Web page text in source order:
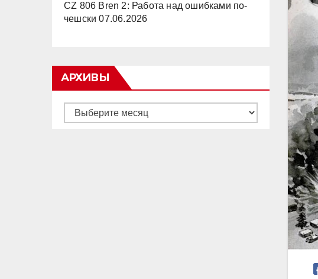
CZ 806 Bren 2: Работа над ошибками по-
чешски 07.06.2026
АРХИВЫ
Архивы